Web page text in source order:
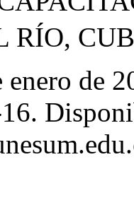
de